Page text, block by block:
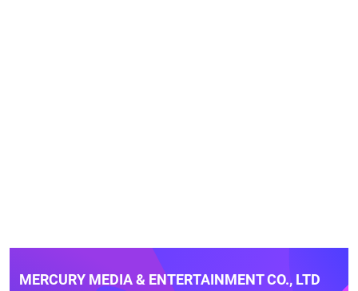
MERCURY MEDIA & ENTERTAINMENT CO., LTD